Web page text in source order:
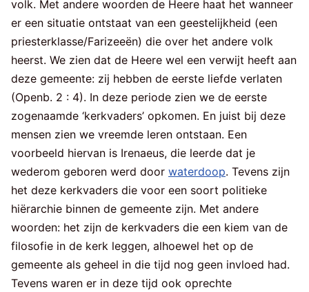
volk. Met andere woorden de Heere haat het wanneer
er een situatie ontstaat van een geestelijkheid (een
priesterklasse/Farizeeën) die over het andere volk
heerst. We zien dat de Heere wel een verwijt heeft aan
deze gemeente: zij hebben de eerste liefde verlaten
(Openb. 2 : 4). In deze periode zien we de eerste
zogenaamde ‘kerkvaders’ opkomen. En juist bij deze
mensen zien we vreemde leren ontstaan. Een
voorbeeld hiervan is Irenaeus, die leerde dat je
wederom geboren werd door waterdoop. Tevens zijn
het deze kerkvaders die voor een soort politieke
hiërarchie binnen de gemeente zijn. Met andere
woorden: het zijn de kerkvaders die een kiem van de
filosofie in de kerk leggen, alhoewel het op de
gemeente als geheel in die tijd nog geen invloed had.
Tevens waren er in deze tijd ook oprechte